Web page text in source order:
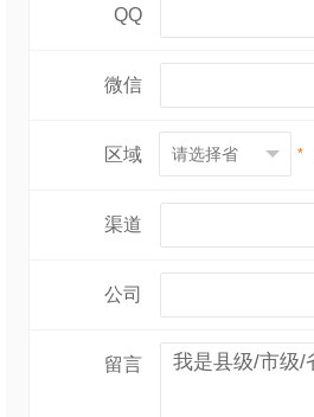
QQ
微信
区域 *
渠道
公司
留言